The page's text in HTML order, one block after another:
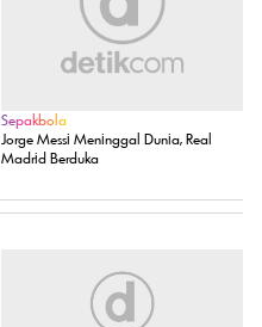
Sepakbola
Jorge Messi Meninggal Dunia, Real
Madrid Berduka